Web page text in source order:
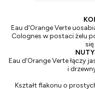
Eau d'Orange Verte
Colognes w postaci żelu
Eau d'Orange Verte łączy
i
Kształt flakonu o